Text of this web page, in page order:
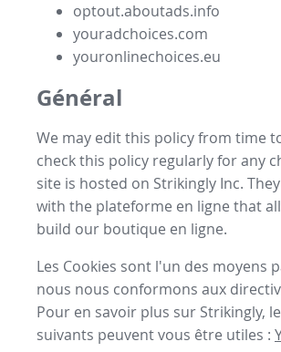
optout.aboutads.info
youradchoices.com
youronlinechoices.eu
Général
We may edit this policy from time
check this policy regularly for any
site is hosted on Strikingly Inc.
with the plateforme en ligne that
build our boutique en ligne.
Les Cookies sont l'un des moyens
nous nous conformons aux
Pour en savoir plus sur Strikingly,
suivants peuvent vous être utiles :